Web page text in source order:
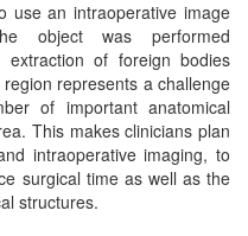
use an intraoperative image
object was performed
extraction of foreign bodies
represents a challenge
of important anatomical
This makes clinicians plan
intraoperative imaging, to
surgical time as well as the
structures.